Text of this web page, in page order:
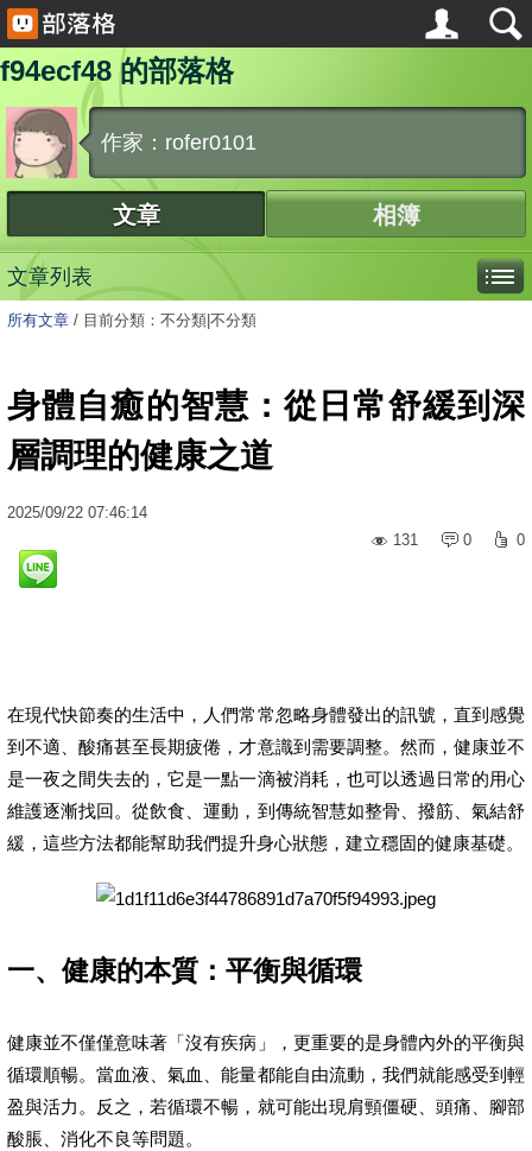
f94ecf48 的部落格
作家：rofer0101
文章 相簿
文章列表
所有文章 / 目前分類：不分類|不分類
身體自癒的智慧：從日常舒緩到深
層調理的健康之道
2025/09/22 07:46:14
131
0 0
在現代快節奏的生活中，人們常常忽略身體發出的訊號，直到感覺
到不適、酸痛甚至長期疲倦，才意識到需要調整。然而，健康並不
是一夜之間失去的，它是一點一滴被消耗，也可以透過日常的用心
維護逐漸找回。從飲食、運動，到傳統智慧如整骨、撥筋、氣結舒
緩，這些方法都能幫助我們提升身心狀態，建立穩固的健康基礎。
一、健康的本質：平衡與循環
健康並不僅僅意味著「沒有疾病」，更重要的是身體內外的平衡與
循環順暢。當血液、氣血、能量都能自由流動，我們就能感受到輕
盈與活力。反之，若循環不暢，就可能出現肩頸僵硬、頭痛、腳部
酸脹、消化不良等問題。